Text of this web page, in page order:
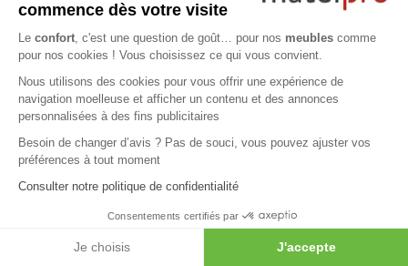
En termes de surface, comptez un plateau d'au moins 60 ×
60 cm pour un usage confortable. Si vous recevez souvent,
un format 110 × 60 cm offre suffisamment de place pour
disposer verres, assiettes apéritives et bougies. Pensez
également à conserver un passage d'au moins 40 cm entre
le bord de la table et le canapé pour circuler sans
contrainte.
Pour les séjours compacts, unetable basse décorative
de petit diamètre — autour de 50 cm — peut suffire.
Associée à unfauteuil moderneet à quelques coussins au
l'espace. L'important est de proportionner le meuble à la
pour un modèle généreux qui ancre visuellement l'ensemble
commence dès votre visite
Le confort, c'est une question de goût… pour nos meubles comme
pour nos cookies ! Vous choisissez ce qui vous convient.
Nous utilisons des cookies pour vous offrir une expérience de
navigation moelleuse et afficher un contenu et des annonces
personnalisées à des fins publicitaires
Besoin de changer d’avis ? Pas de souci, vous pouvez ajuster vos
préférences à tout moment
Consulter notre politique de confidentialité
Consentements certifiés par
Je choisis J'accepte